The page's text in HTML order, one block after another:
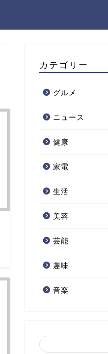
カテゴリー
グルメ
ニュース
健康
家電
生活
美容
芸能
趣味
音楽